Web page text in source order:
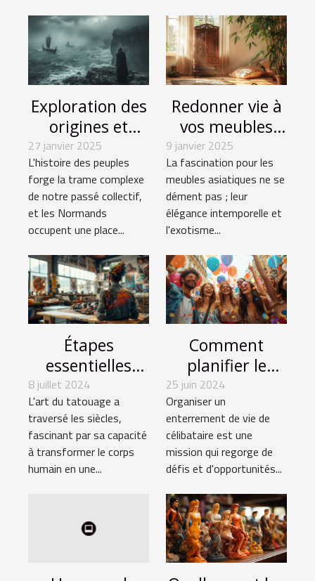
Exploration des
origines et
impacts
culturels des
Normands
27 janvier 2025
L'histoire des peuples
forge la trame complexe
de notre passé collectif,
et les Normands
occupent une place...
Redonner vie à
vos meubles
asiatiques
grâce à
l'expertise en
restauration
9 janvier 2025
La fascination pour les
meubles asiatiques ne se
dément pas ; leur
élégance intemporelle et
l'exotisme...
Étapes
essentielles
pour ouvrir
votre propre
studio de
tatouage
8 juillet 2024
L'art du tatouage a
traversé les siècles,
fascinant par sa capacité
à transformer le corps
humain en une...
Comment
planifier le
meilleur
enterrement de
vie de
célibataire
25 juin 2024
Organiser un
enterrement de vie de
célibataire est une
mission qui regorge de
défis et d'opportunités...